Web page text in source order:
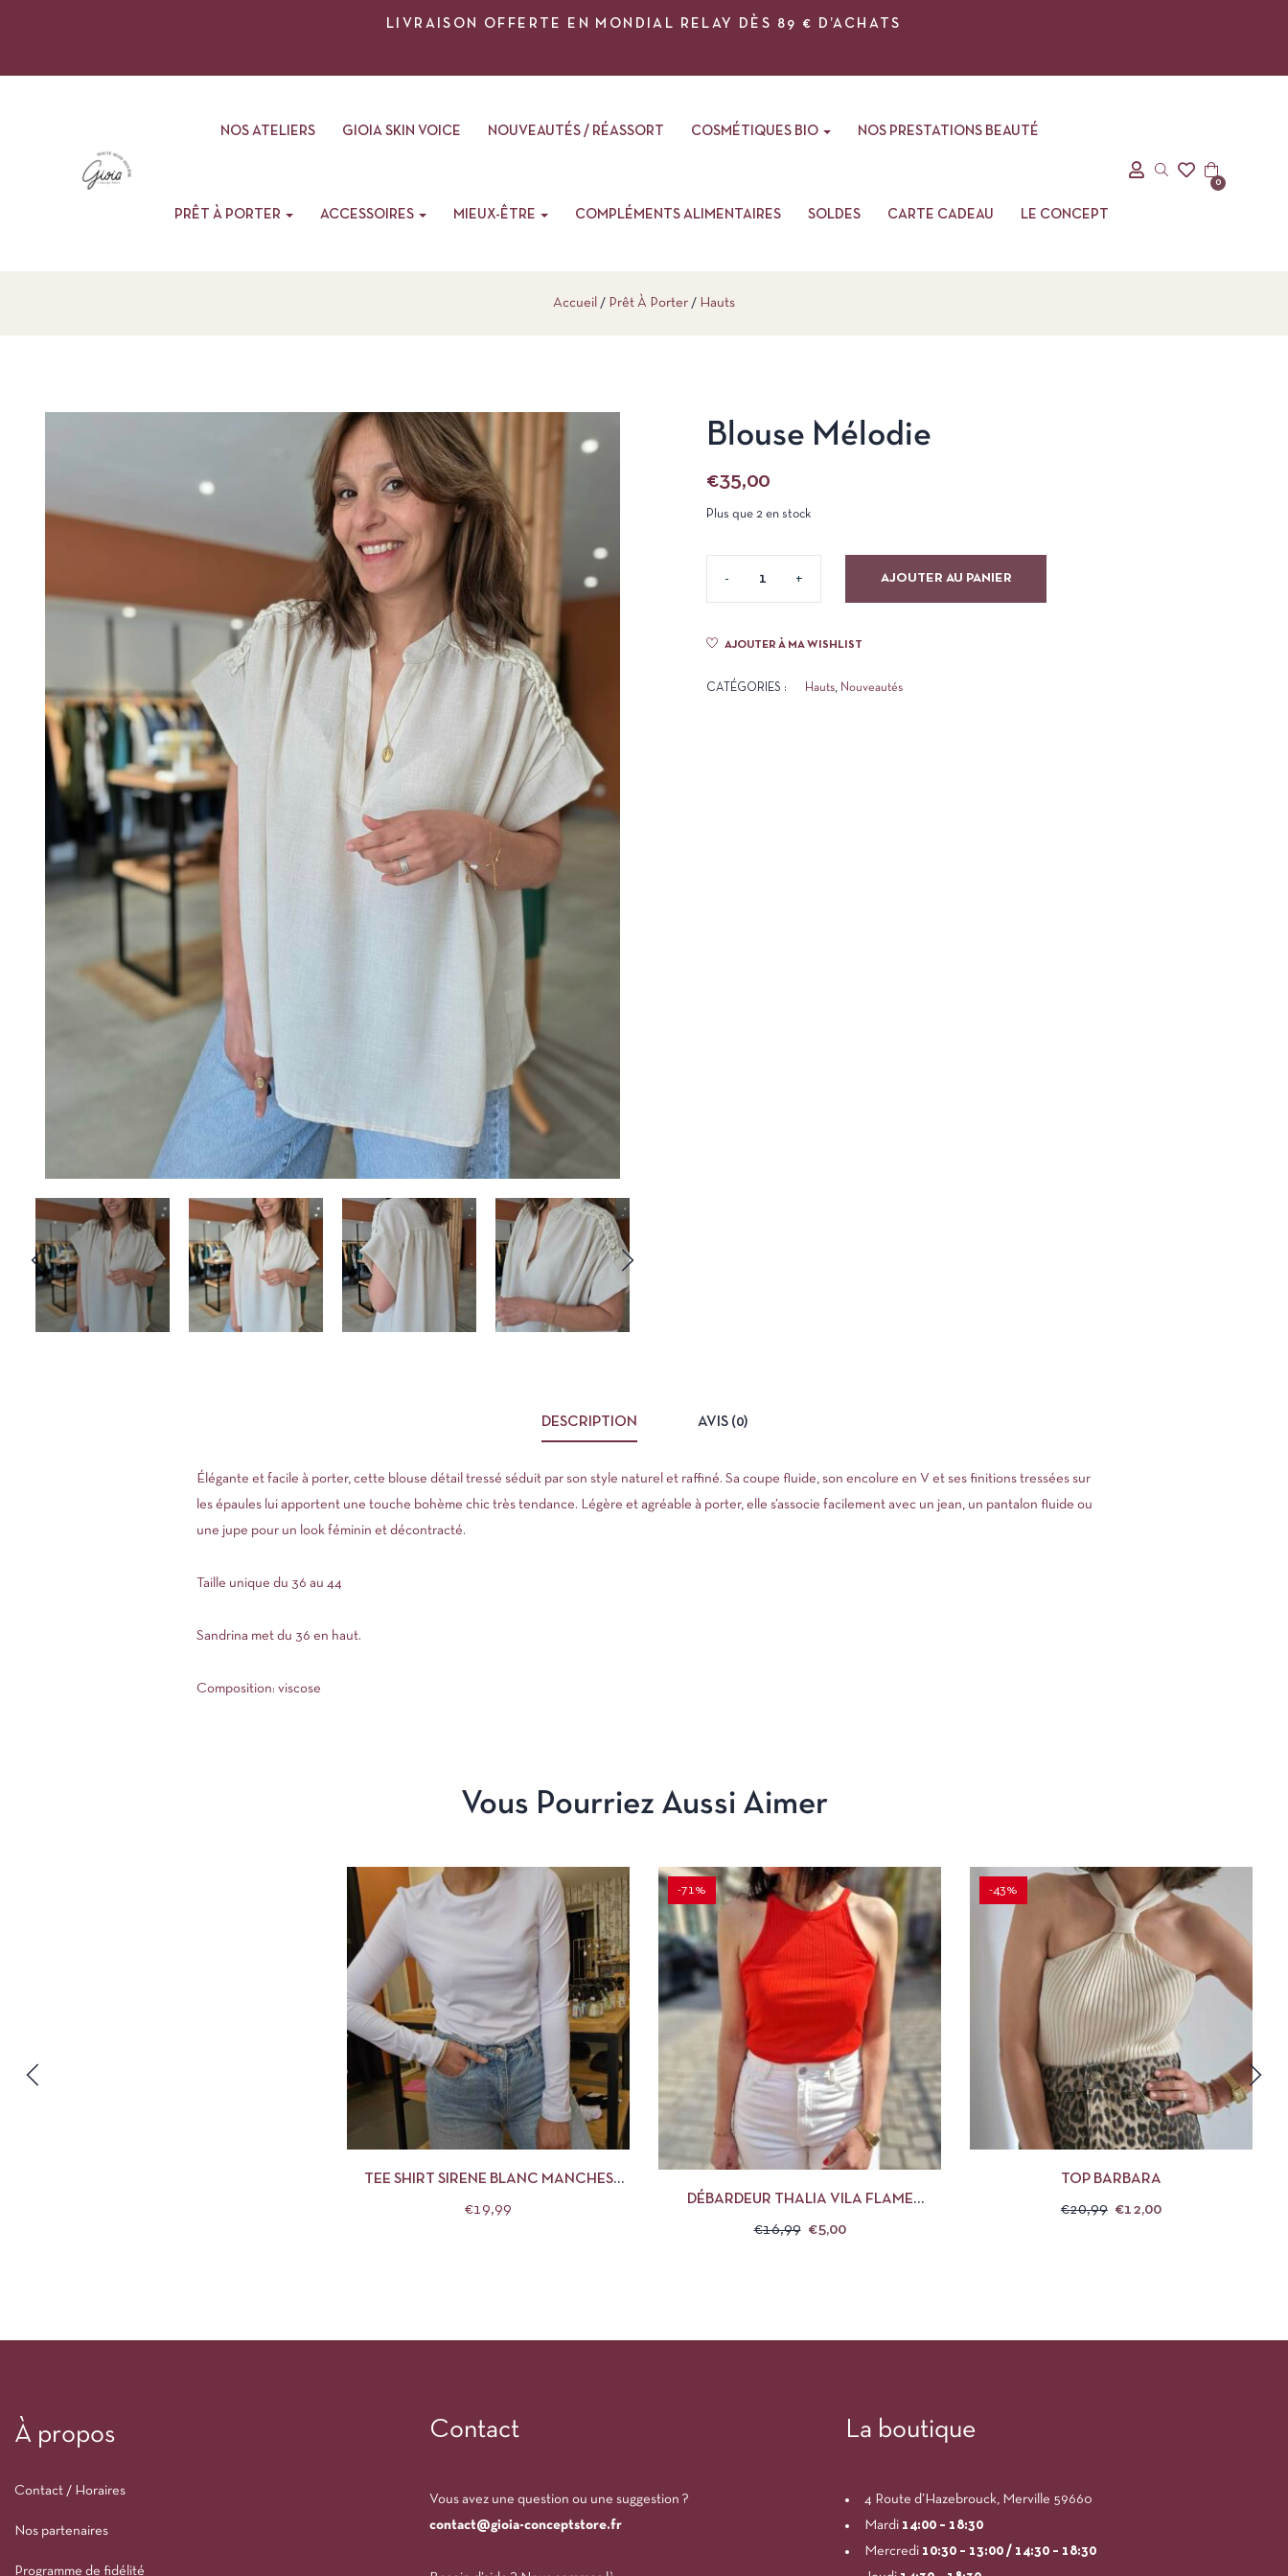
LIVRAISON OFFERTE EN MONDIAL RELAY DÈS 89 € D’ACHATS
NOS ATELIERS GIOIA SKIN VOICE NOUVEAUTÉS / RÉASSORT COSMÉTIQUES BIO NOS PRESTATIONS BEAUTÉ
PRÊT À PORTER ACCESSOIRES MIEUX-ÊTRE COMPLÉMENTS ALIMENTAIRES SOLDES CARTE CADEAU LE CONCEPT
0
Accueil Prêt À Porter Hauts
Blouse Mélodie
€35,00
Plus que 2 en stock
AJOUTER AU PANIER
AJOUTER À MA WISHLIST
CATÉGORIES : Hauts, Nouveautés
DESCRIPTION AVIS (0)
Élégante et facile à porter, cette blouse détail tressé séduit par son style naturel et raffiné. Sa coupe fluide, son encolure en V et ses finitions tressées sur
les épaules lui apportent une touche bohème chic très tendance. Légère et agréable à porter, elle s’associe facilement avec un jean, un pantalon fluide ou
une jupe pour un look féminin et décontracté.
Taille unique du 36 au 44
Sandrina met du 36 en haut.
Composition: viscose
Vous Pourriez Aussi Aimer
CHOIX DES OPTIONS
TEE SHIRT SIRENE BLANC MANCHES
€19,99
-71%
APERÇU CHOIX DES OPTIONS
DÉBARDEUR THALIA VILA FLAME
€16,99 €5,00
-43%
APERÇU AJOUTER AU PANIER
TOP BARBARA
€20,99 €12,00
À propos
Contact / Horaires
Nos partenaires
Programme de fidélité
Contact
Vous avez une question ou une suggestion ?
contact@gioia-conceptstore.fr
La boutique
4 Route d’Hazebrouck, Merville 59660
Mardi 14:00– 18:30
Mercredi 10:30 – 13:00 / 14:30 – 18:30